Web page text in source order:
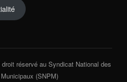
réservé au Syndicat National des
(SNPM)